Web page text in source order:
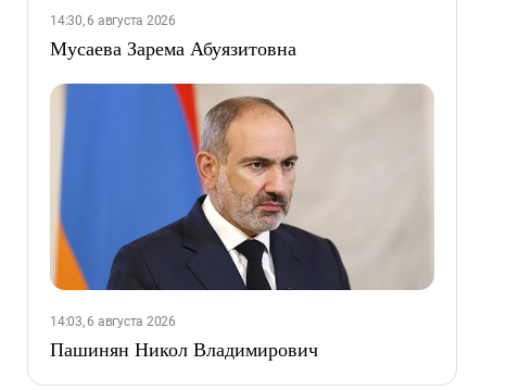
14:30, 6 августа 2026
Мусаева Зарема Абуязитовна
14:03, 6 августа 2026
Пашинян Никол Владимирович